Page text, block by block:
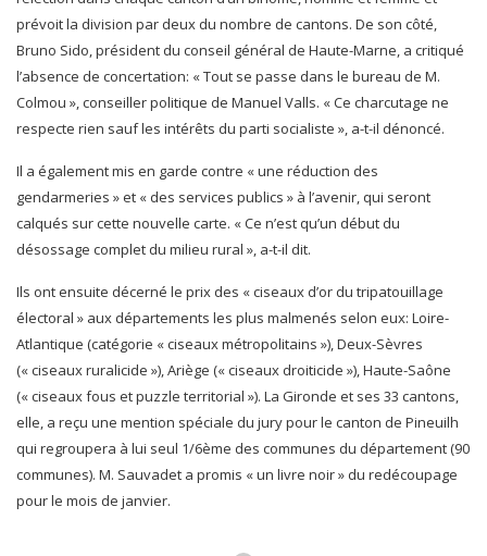
prévoit la division par deux du nombre de cantons. De son côté,
Bruno Sido, président du conseil général de Haute-Marne, a critiqué
l’absence de concertation: « Tout se passe dans le bureau de M.
Colmou », conseiller politique de Manuel Valls. « Ce charcutage ne
respecte rien sauf les intérêts du parti socialiste », a-t-il dénoncé.
Il a également mis en garde contre « une réduction des
gendarmeries » et « des services publics » à l’avenir, qui seront
calqués sur cette nouvelle carte. « Ce n’est qu’un début du
désossage complet du milieu rural », a-t-il dit.
Ils ont ensuite décerné le prix des « ciseaux d’or du tripatouillage
électoral » aux départements les plus malmenés selon eux: Loire-
Atlantique (catégorie « ciseaux métropolitains »), Deux-Sèvres
(« ciseaux ruralicide »), Ariège (« ciseaux droiticide »), Haute-Saône
(« ciseaux fous et puzzle territorial »). La Gironde et ses 33 cantons,
elle, a reçu une mention spéciale du jury pour le canton de Pineuilh
qui regroupera à lui seul 1/6ème des communes du département (90
communes). M. Sauvadet a promis « un livre noir » du redécoupage
pour le mois de janvier.